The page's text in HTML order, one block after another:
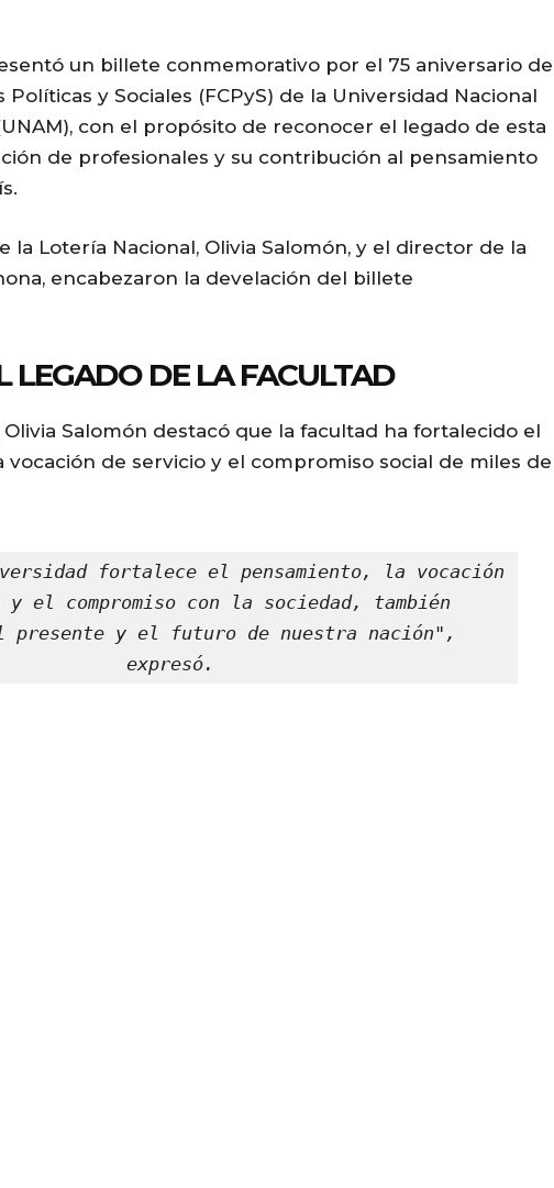
un billete conmemorativo por el 75 aniversario de
Políticas y Sociales (FCPyS) de la Universidad Nacional
con el propósito de reconocer el legado de esta
de profesionales y su contribución al pensamiento
la Lotería Nacional, Olivia Salomón, y el director de la
encabezaron la develación del billete
LEGADO DE LA FACULTAD
Salomón destacó que la facultad ha fortalecido el
vocación de servicio y el compromiso social de miles de
fortalece el pensamiento, la vocación
el compromiso con la sociedad, también
presente y el futuro de nuestra nación",
expresó.